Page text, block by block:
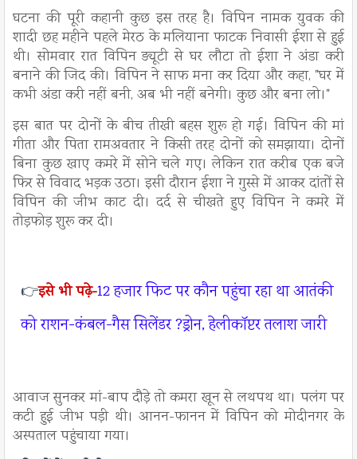
घटना की पूरी कहानी कुछ इस तरह है। विपिन नामक युवक की
शादी छह महीने पहले मेरठ के मलियाना फाटक निवासी ईशा से हुई
थी। सोमवार रात विपिन ड्यूटी से घर लौटा तो ईशा ने अंडा करी
बनाने की जिद की। विपिन ने साफ मना कर दिया और कहा, "घर में
कभी अंडा करी नहीं बनी, अब भी नहीं बनेगी। कुछ और बना लो।"
इस बात पर दोनों के बीच तीखी बहस शुरू हो गई। विपिन की मां
गीता और पिता रामअवतार ने किसी तरह दोनों को समझाया। दोनों
बिना कुछ खाए कमरे में सोने चले गए। लेकिन रात करीब एक बजे
फिर से विवाद भड़क उठा। इसी दौरान ईशा ने गुस्से में आकर दांतों से
विपिन की जीभ काट दी। दर्द से चीखते हुए विपिन ने कमरे में
तोड़फोड़ शुरू कर दी।
👉इसे भी पढ़े-12 हजार फिट पर कौन पहुंचा रहा था आतंकी
को राशन-कंबल-गैस सिलेंडर ?ड्रोन, हेलीकॉप्टर तलाश जारी
आवाज सुनकर मां-बाप दौड़े तो कमरा खून से लथपथ था। पलंग पर
कटी हुई जीभ पड़ी थी। आनन-फानन में विपिन को मोदीनगर के
अस्पताल पहुंचाया गया।